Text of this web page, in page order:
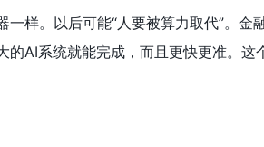
样。以后可能“人要被算力取代”。金
AI系统就能完成，而且更快更准。这